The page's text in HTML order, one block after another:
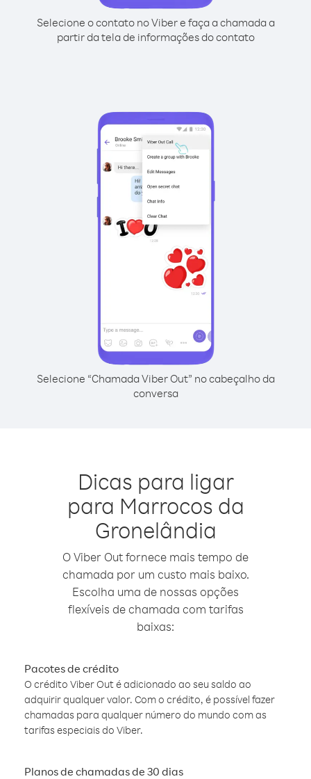
Selecione o contato no Viber e faça a chamada a
partir da tela de informações do contato
Selecione “Chamada Viber Out” no cabeçalho da
conversa
Dicas para ligar
para Marrocos da
Gronelândia
O Viber Out fornece mais tempo de
chamada por um custo mais baixo.
Escolha uma de nossas opções
flexíveis de chamada com tarifas
baixas:
Pacotes de crédito
O crédito Viber Out é adicionado ao seu saldo ao
adquirir qualquer valor. Com o crédito, é possível fazer
chamadas para qualquer número do mundo com as
tarifas especiais do Viber.
Planos de chamadas de 30 dias